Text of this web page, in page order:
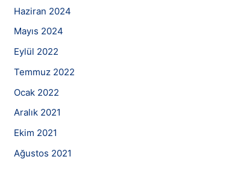
Haziran 2024
Mayıs 2024
Eylül 2022
Temmuz 2022
Ocak 2022
Aralık 2021
Ekim 2021
Ağustos 2021